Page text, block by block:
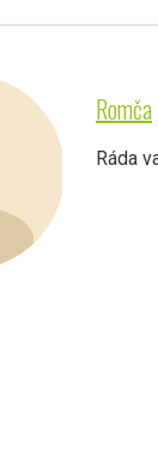
Romča
Ráda